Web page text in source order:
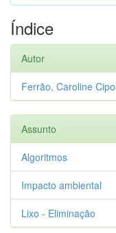
Índice
Autor
Ferrão, Caroline
Assunto
Algoritmos
Impacto ambiental
Lixo - Eliminação